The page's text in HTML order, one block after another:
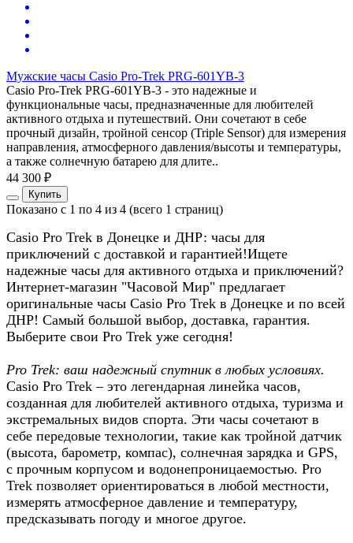
Мужские часы Casio Pro-Trek PRG-601YB-3
Casio Pro-Trek PRG-601YB-3 - это надежные и
функциональные часы, предназначенные для любителей
активного отдыха и путешествий. Они сочетают в себе
прочный дизайн, тройной сенсор (Triple Sensor) для измерения
направления, атмосферного давления/высоты и температуры,
а также солнечную батарею для длите..
44 300 ₽
Купить
Показано с 1 по 4 из 4 (всего 1 страниц)
Casio Pro Trek в Донецке и ДНР: часы для
приключений с доставкой и гарантией!Ищете
надежные часы для активного отдыха и приключений?
Интернет-магазин "Часовой Мир" предлагает
оригинальные часы Casio Pro Trek в Донецке и по всей
ДНР! Самый большой выбор, доставка, гарантия.
Выберите свои Pro Trek уже сегодня!
Pro Trek: ваш надежный спутник в любых условиях.
Casio Pro Trek – это легендарная линейка часов,
созданная для любителей активного отдыха, туризма и
экстремальных видов спорта. Эти часы сочетают в
себе передовые технологии, такие как тройной датчик
(высота, барометр, компас), солнечная зарядка и GPS,
с прочным корпусом и водонепроницаемостью. Pro
Trek позволяет ориентироваться в любой местности,
измерять атмосферное давление и температуру,
предсказывать погоду и многое другое.